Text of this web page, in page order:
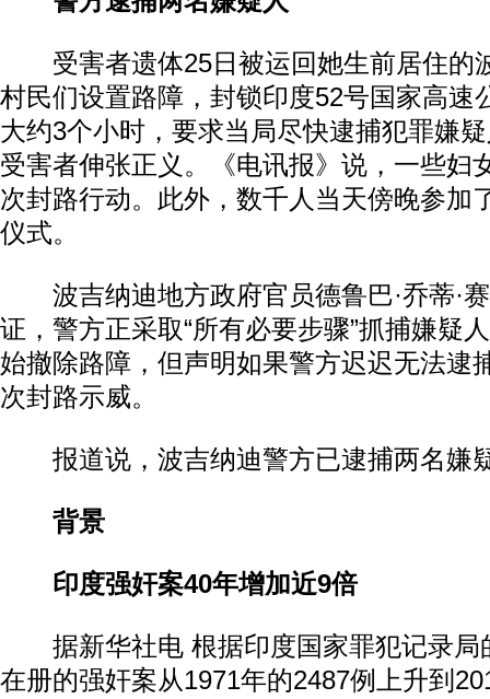
受害者遗体25日被运回她生前居住的
村民们设置路障，封锁印度52号国家高速
大约3个小时，要求当局尽快逮捕犯罪嫌
受害者伸张正义。《电讯报》说，一些妇
次封路行动。此外，数千人当天傍晚参加
仪式。
波吉纳迪地方政府官员德鲁巴·乔蒂·
证，警方正采取“所有必要步骤”抓捕嫌疑
始撤除路障，但声明如果警方迟迟无法逮
次封路示威。
报道说，波吉纳迪警方已逮捕两名嫌
背景
印度强奸案40年增加近9倍
据新华社电 根据印度国家罪犯记录局
在册的强奸案从1971年的2487例上升到